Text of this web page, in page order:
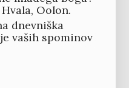
Oolon.
dnevniška
vaših spominov